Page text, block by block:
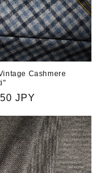
Cashmere
JPY